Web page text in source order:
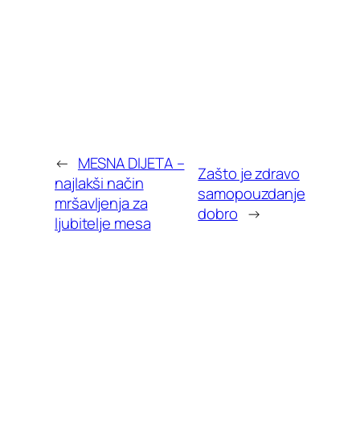
← MESNA DIJETA –
najlakši način
mršavljenja za
ljubitelje mesa
Zašto je zdravo
samopouzdanje
dobro →